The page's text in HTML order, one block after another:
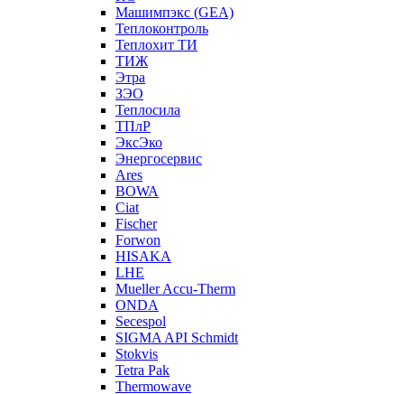
Машимпэкс (GEA)
Теплоконтроль
Теплохит ТИ
ТИЖ
Этра
ЗЭО
Теплосила
ТПлР
ЭксЭко
Энергосервис
Ares
BOWA
Ciat
Fischer
Forwon
HISAKA
LHE
Mueller Accu-Therm
ONDA
Secespol
SIGMA API Schmidt
Stokvis
Tetra Pak
Thermowave